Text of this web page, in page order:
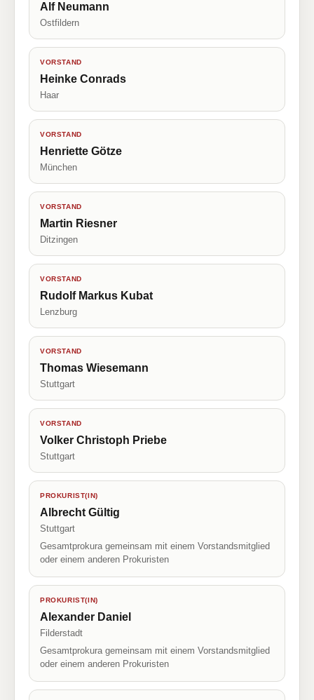
Alf Neumann
Ostfildern
VORSTAND
Heinke Conrads
Haar
VORSTAND
Henriette Götze
München
VORSTAND
Martin Riesner
Ditzingen
VORSTAND
Rudolf Markus Kubat
Lenzburg
VORSTAND
Thomas Wiesemann
Stuttgart
VORSTAND
Volker Christoph Priebe
Stuttgart
PROKURIST(IN)
Albrecht Gültig
Stuttgart
Gesamtprokura gemeinsam mit einem Vorstandsmitglied
oder einem anderen Prokuristen
PROKURIST(IN)
Alexander Daniel
Filderstadt
Gesamtprokura gemeinsam mit einem Vorstandsmitglied
oder einem anderen Prokuristen